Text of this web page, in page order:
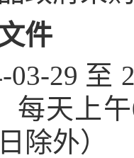
件
03-29 至
每天上午
除外）